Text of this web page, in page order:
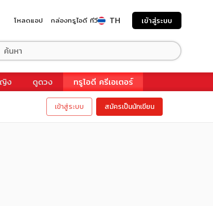
โหลดแอป กล่องทรูไอดี ทีวี TH เข้าสู่ระบบ
ง ดูดวง ทรูไอดี ครีเอเตอร์
เข้าสู่ระบบ สมัครเป็นนักเขียน